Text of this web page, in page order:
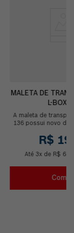
MALETA DE
L-BOXX
A maleta de
136 possui novo
R$
Até 3x de R$ 66